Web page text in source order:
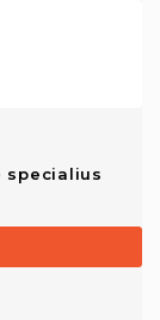
specialius